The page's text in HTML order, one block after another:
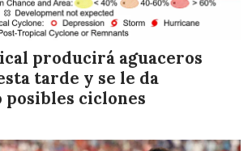
producirá aguaceros
tarde y se le da
ciclones